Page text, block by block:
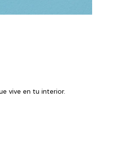
vive en tu interior.